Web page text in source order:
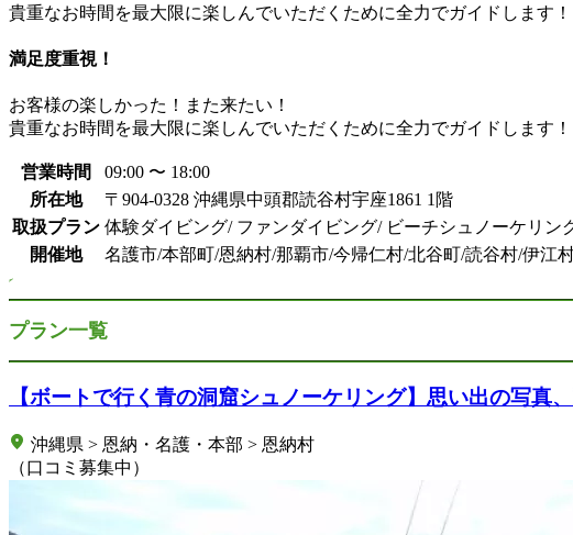
貴重なお時間を最大限に楽しんでいただくために全力でガイドします！
満足度重視！
お客様の楽しかった！また来たい！
貴重なお時間を最大限に楽しんでいただくために全力でガイドします！
営業時間
09:00 〜 18:00
所在地
〒904-0328 沖縄県中頭郡読谷村宇座1861 1階
取扱プラン 体験ダイビング/ ファンダイビング/ ビーチシュノーケリ
開催地
名護市/本部町/恩納村/那覇市/今帰仁村/北谷町/読谷村/伊江
プラン一覧
【ボートで行く青の洞窟シュノーケリング】思い出の写真
沖縄県 > 恩納・名護・本部 > 恩納村
（口コミ募集中）